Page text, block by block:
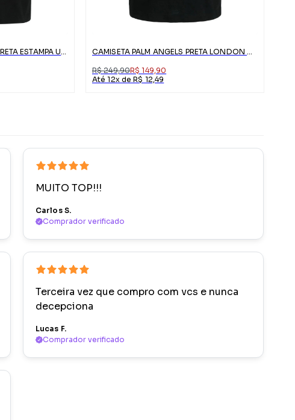
R$ 249,90R$ 149,90
Até 12x de R$ 12,49
MUITO TOP!!!
Carlos S.
Comprador verificado
Terceira vez que compro com vcs e nunca
decepciona
Lucas F.
Comprador verificado